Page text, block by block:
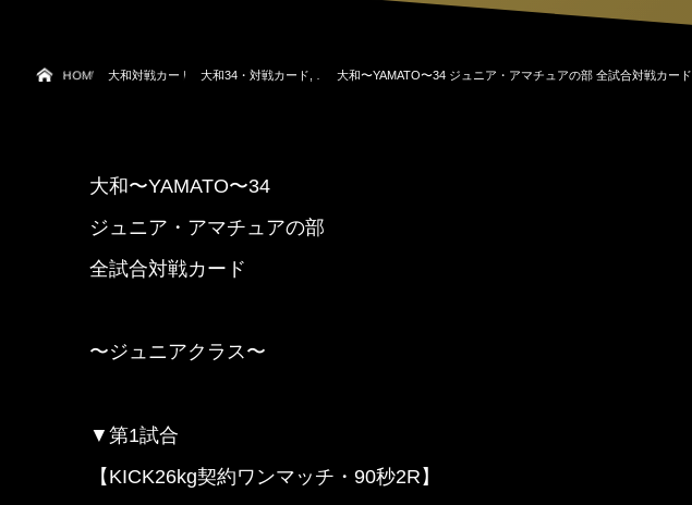
HOME 大和対戦カード 大和34・対戦カード, … 大和〜YAMATO〜34 ジュニア・アマチュアの部 全試合対戦カード
大和〜YAMATO〜34
ジュニア・アマチュアの部
全試合対戦カード
〜ジュニアクラス〜
▼第1試合
【KICK26kg契約ワンマッチ・90秒2R】